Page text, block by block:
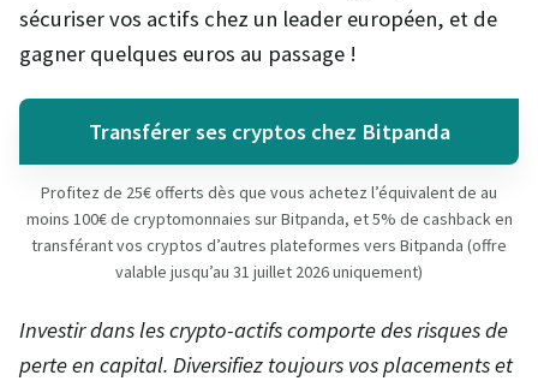
sécuriser vos actifs chez un leader européen, et de
gagner quelques euros au passage !
Transférer ses cryptos chez Bitpanda
Profitez de 25€ offerts dès que vous achetez l’équivalent de au
moins 100€ de cryptomonnaies sur Bitpanda, et 5% de cashback en
transférant vos cryptos d’autres plateformes vers Bitpanda (offre
valable jusqu’au 31 juillet 2026 uniquement)
Investir dans les crypto-actifs comporte des risques de
perte en capital. Diversifiez toujours vos placements et